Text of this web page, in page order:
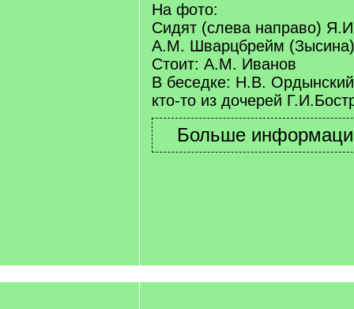
На фото:
Сидят (слева направо)
А.М. Шварцбрейм
Стоит: А.М. Иванов
В беседке: Н.В.
кто-то из дочерей